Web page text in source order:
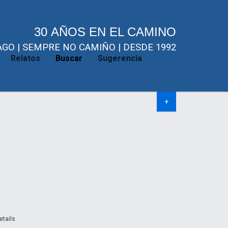
30 AÑOS EN EL CAMINO
| SEMPRE NO CAMIÑO | DESDE 1992
Relatos Buscar Sugerencia
+